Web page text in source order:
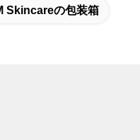
Skincareの包装箱